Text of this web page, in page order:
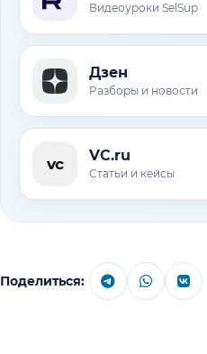
Видеоуроки SelSup
Дзен
Разборы и новости
vc VC.ru
Статьи и кейсы
Поделиться: